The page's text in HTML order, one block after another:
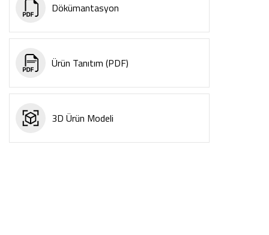
Dökümantasyon
Ürün Tanıtım (PDF)
3D Ürün Modeli